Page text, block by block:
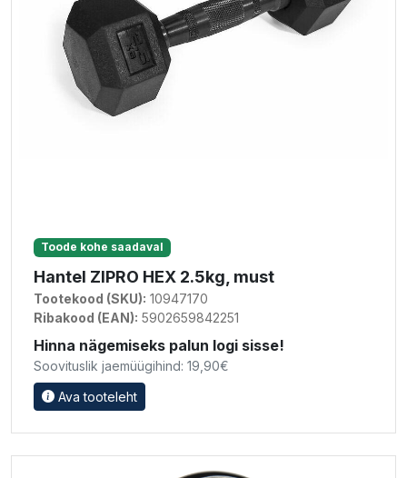
Toode kohe saadaval
Hantel ZIPRO HEX 2.5kg, must
Tootekood (SKU): 10947170
Ribakood (EAN): 5902659842251
Hinna nägemiseks palun logi sisse!
Soovituslik jaemüügihind: 19,90€
Ava tooteleht